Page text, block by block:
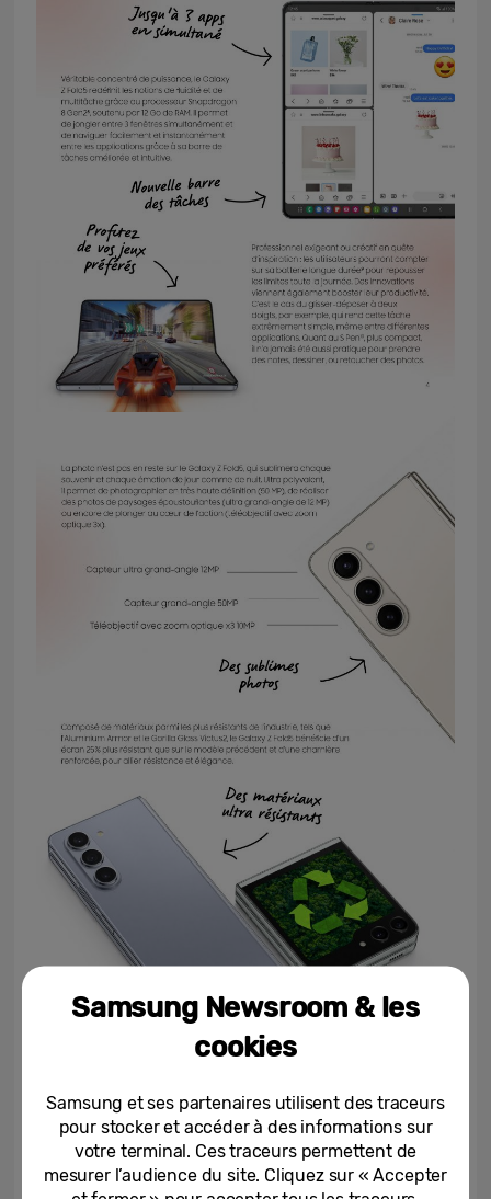
Samsung Newsroom & les
cookies
Samsung et ses partenaires utilisent des traceurs
pour stocker et accéder à des informations sur
votre terminal. Ces traceurs permettent de
mesurer l’audience du site. Cliquez sur « Accepter